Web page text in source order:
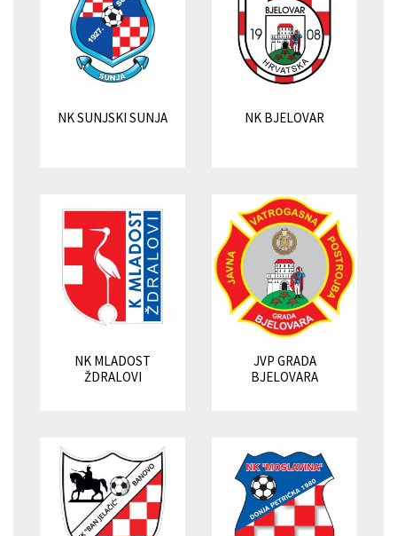
NK SUNJSKI SUNJA NK BJELOVAR
NK MLADOST
ŽDRALOVI
JVP GRADA
BJELOVARA